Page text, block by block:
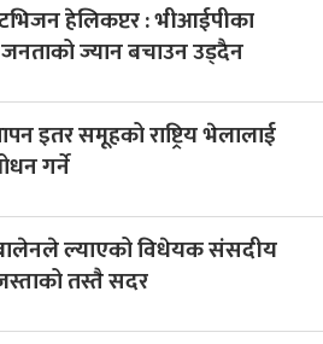
हेलिकप्टर : भीआईपीका
ज्यान बचाउन उड्दैन
इतर समूहको राष्ट्रिय भेलालाई
गर्ने
बालेनले ल्याएको विधेयक संसदीय
तस्तै सदर